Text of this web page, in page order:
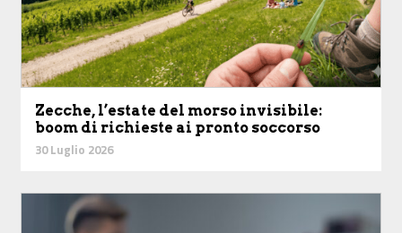
Zecche, l’estate del morso invisibile:
boom di richieste ai pronto soccorso
30 Luglio 2026